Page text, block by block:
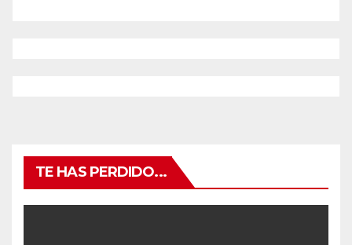
TE HAS PERDIDO...